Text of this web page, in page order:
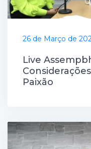
26 de Março de
Live
Paixão